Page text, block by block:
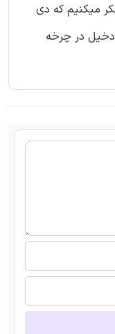
میکنیم که دی
در چرخه